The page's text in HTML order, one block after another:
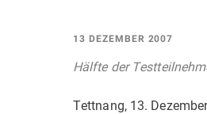
13 DEZEMBER 2007
Hälfte der
Tettnang, 13.